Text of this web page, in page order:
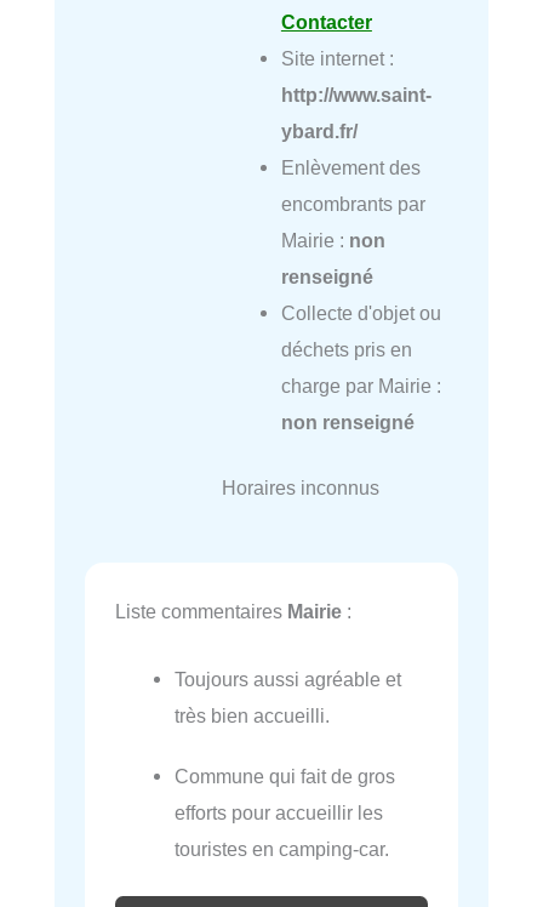
Contacter
Site internet :
http://www.saint-
ybard.fr/
Enlèvement des
encombrants par
Mairie : non
renseigné
Collecte d'objet ou
déchets pris en
charge par Mairie :
non renseigné
Horaires inconnus
Liste commentaires Mairie :
Toujours aussi agréable et
très bien accueilli.
Commune qui fait de gros
efforts pour accueillir les
touristes en camping-car.